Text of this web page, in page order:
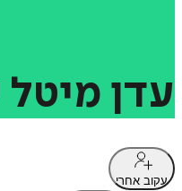
עדן מיטל
עקוב אחרי